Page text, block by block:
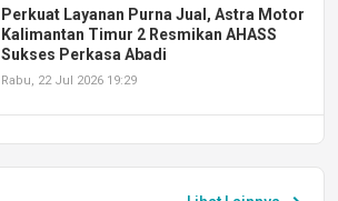
Perkuat Layanan Purna Jual, Astra Motor
Kalimantan Timur 2 Resmikan AHASS
Sukses Perkasa Abadi
Rabu, 22 Jul 2026 19:29